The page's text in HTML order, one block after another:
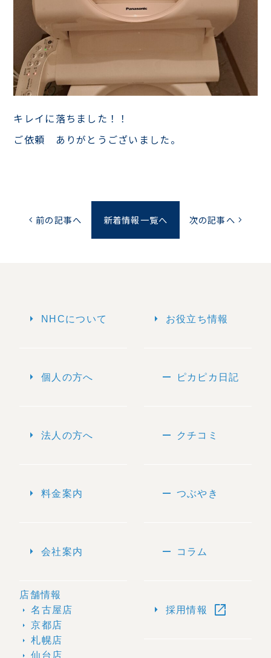
キレイに落ちました！！
ご依頼 ありがとうございました。
chevron_left 前の記事へ 新着情報一覧へ 次の記事へ chevron_right
arrow_right NHCについて
arrow_right 個人の方へ
arrow_right 法人の方へ
arrow_right 料金案内
arrow_right 会社案内
店舗情報
arrow_right 名古屋店
arrow_right 京都店
arrow_right 札幌店
arrow_right 仙台店
arrow_right お役立ち情報
remove ピカピカ日記
remove クチコミ
remove つぶやき
remove コラム
arrow_right 採用情報 open_in_new